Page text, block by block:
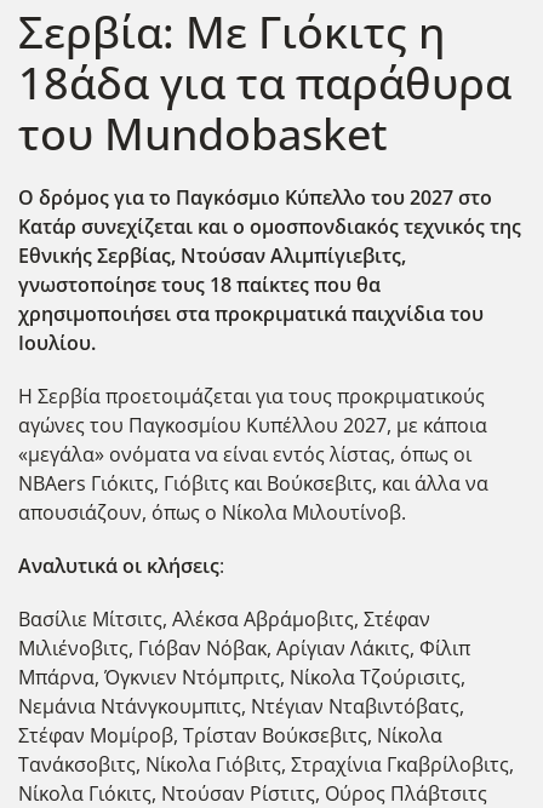
Σερβία: Με Γιόκιτς η
18άδα για τα παράθυρα
του Mundobasket
Ο δρόμος για το Παγκόσμιο Κύπελλο του 2027 στο
Κατάρ συνεχίζεται και ο ομοσπονδιακός τεχνικός της
Εθνικής Σερβίας, Ντούσαν Αλιμπίγιεβιτς,
γνωστοποίησε τους 18 παίκτες που θα
χρησιμοποιήσει στα προκριματικά παιχνίδια του
Ιουλίου.
Η Σερβία προετοιμάζεται για τους προκριματικούς
αγώνες του Παγκοσμίου Κυπέλλου 2027, με κάποια
«μεγάλα» ονόματα να είναι εντός λίστας, όπως οι
NBAers Γιόκιτς, Γιόβιτς και Βούκσεβιτς, και άλλα να
απουσιάζουν, όπως ο Νίκολα Μιλουτίνοβ.
Αναλυτικά οι κλήσεις:
Βασίλιε Μίτσιτς, Αλέκσα Αβράμοβιτς, Στέφαν
Μιλιένοβιτς, Γιόβαν Νόβακ, Αρίγιαν Λάκιτς, Φίλιπ
Μπάρνα, Όγκνιεν Ντόμπριτς, Νίκολα Τζούρισιτς,
Νεμάνια Ντάνγκουμπιτς, Ντέγιαν Νταβιντόβατς,
Στέφαν Μομίροβ, Τρίσταν Βούκσεβιτς, Νίκολα
Τανάκσοβιτς, Νίκολα Γιόβιτς, Στραχίνια Γκαβρίλοβιτς,
Νίκολα Γιόκιτς, Ντούσαν Ρίστιτς, Ούρος Πλάβτσιτς